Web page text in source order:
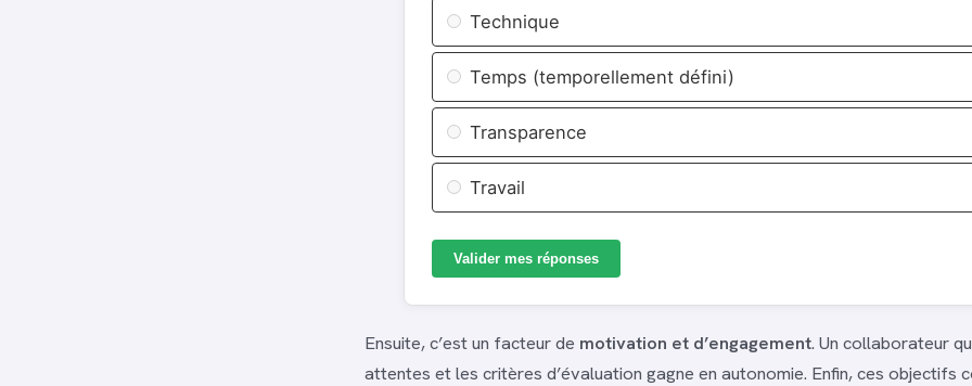
Technique
Temps (temporellement défini)
Transparence
Travail
Valider mes réponses
Ensuite, c’est un facteur de motivation et d’engagement. Un collaborateur
attentes et les critères d’évaluation gagne en autonomie. Enfin, ces objectifs